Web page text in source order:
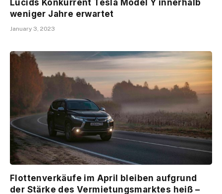
Lucids Konkurrent Tesla Model Y innerhalb
weniger Jahre erwartet
January 3, 2023
Flottenverkäufe im April bleiben aufgrund
der Stärke des Vermietungsmarktes heiß –